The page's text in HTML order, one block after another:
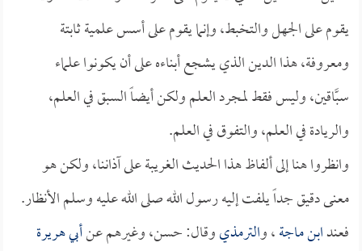
يقوم على الجهل والتخبط، وإنما يقوم على أسس علمية ثابتة
ومعروفة، هذا الدين الذي يشجع أبناءه على أن يكونوا علماء
سبَّاقين، وليس فقط لمجرد العلم ولكن أيضاً السبق في العلم،
والريادة في العلم، والتفوق في العلم.
وانظروا هنا إلى ألفاظ هذا الحديث الغريبة على آذاننا، ولكن هو
معنى دقيق جداً يلفت إليه رسول الله صلى الله عليه وسلم الأنظار.
فعندابن ماجة، والترمذيوقال: حسن، وغيرهم عنأبي هريرة